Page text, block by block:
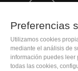
M.
Preferencias
Utilizamos cookies
mediante el análisis de
información puedes leer
todas las cookies,